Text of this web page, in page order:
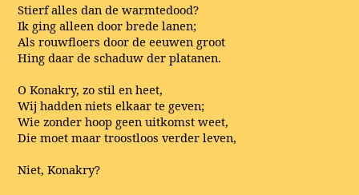
Stierf alles dan de warmtedood?
Ik ging alleen door brede lanen;
Als rouwfloers door de eeuwen groot
Hing daar de schaduw der platanen.
O Konakry, zo stil en heet,
Wij hadden niets elkaar te geven;
Wie zonder hoop geen uitkomst weet,
Die moet maar troostloos verder leven,
Niet, Konakry?